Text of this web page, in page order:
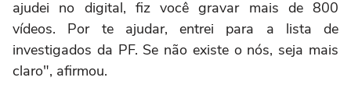
ajudei no digital, fiz você gravar mais de 800
vídeos. Por te ajudar, entrei para a lista de
investigados da PF. Se não existe o nós, seja mais
claro", afirmou.